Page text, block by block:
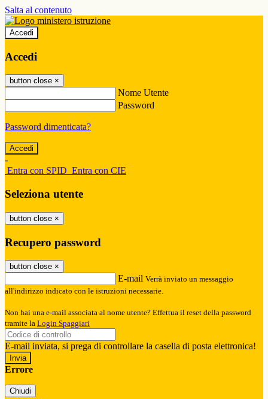
Salta al contenuto
Accedi
Accedi
button close ×
Nome Utente
Password
Password dimenticata?
-
Entra con SPID Entra con CIE
Seleziona utente
button close ×
Recupero password
button close ×
E-mail Verrà inviato un messaggio
all'indirizzo indicato con le istruzioni necessarie.
Non hai una e-mail associata al nome utente? Effettua il reset della password
tramite la Login Spaggiari
E-mail inviata, si prega di controllare la casella di posta elettronica!
Errore
Chiudi